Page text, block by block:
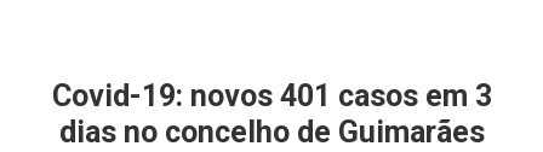
Covid-19: novos 401 casos em 3
dias no concelho de Guimarães